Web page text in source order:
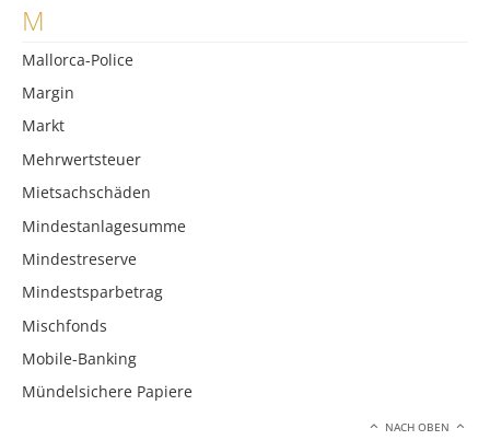
M
Mallorca-Police
Margin
Markt
Mehrwertsteuer
Mietsachschäden
Mindestanlagesumme
Mindestreserve
Mindestsparbetrag
Mischfonds
Mobile-Banking
Mündelsichere Papiere
NACH OBEN